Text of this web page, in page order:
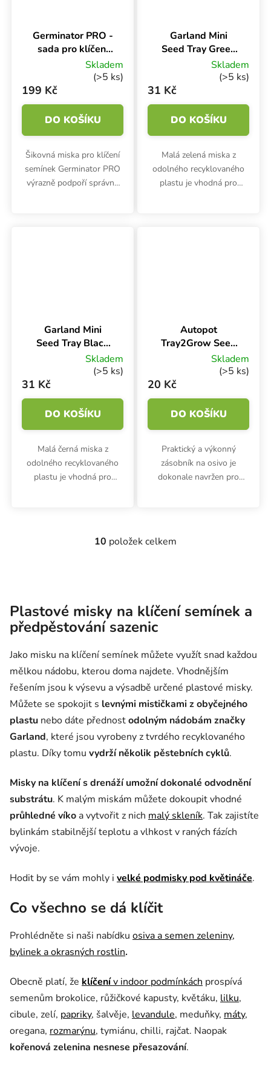
Germinator PRO -
sada pro klíčení
semen 1.5x9 cm
Skladem
(>5 ks)
199 Kč
DO KOŠÍKU
Šikovná miska pro klíčení
semínek Germinator PRO
výrazně podpoří správné
Garland Mini
Seed Tray Green
17x10x5 cm,
miska zelená s
Skladem
(>5 ks)
31 Kč
DO KOŠÍKU
Malá zelená miska z
odolného recyklovaného
plastu je vhodná pro
Garland Mini
Seed Tray Black
17x10x5 cm,
miska černá s
Skladem
(>5 ks)
31 Kč
DO KOŠÍKU
Malá černá miska z
odolného recyklovaného
plastu je vhodná pro
Black s drenáží má...
Autopot
Tray2Grow Seed
Tray podmiska na
Skladem
(>5 ks)
20 Kč
DO KOŠÍKU
Praktický a výkonný
zásobník na osivo je
dokonale navržen pro
umožňují nasávání vody a...
Ovládací prvky výpisu
10 položek celkem
Plastové misky na klíčení semínek a
předpěstování sazenic
Jako misku na klíčení semínek můžete využít snad každou
mělkou nádobu, kterou doma najdete. Vhodnějším
řešením jsou k výsevu a výsadbě určené plastové misky.
Můžete se spokojit s levnými mističkami z obyčejného
plastu nebo dáte přednostodolným nádobám značky
Garland, které jsou vyrobeny z tvrdého recyklovaného
plastu. Díky tomu vydrží několik pěstebních cyklů.
Misky na klíčení s drenáží umožní dokonalé odvodnění
substrátu. K malým miskám můžete dokoupit vhodné
průhledné víko a vytvořit z nich malý skleník. Tak zajistíte
bylinkám stabilnější teplotu a vlhkost v raných fázích
vývoje.
Hodit by se vám mohly i velké podmisky pod květináče.
Co všechno se dá klíčit
Prohlédněte si naši nabídku osiva a semen zeleniny,
bylinek a okrasných rostlin.
Obecně platí, že klíčenív indoor podmínkách prospívá
semenům brokolice, růžičkové kapusty, květáku, lilku,
cibule, zelí, papriky, šalvěje, levandule, meduňky, máty,
oregana, rozmarýnu, tymiánu, chilli, rajčat. Naopak
kořenová zelenina nesnese přesazování.